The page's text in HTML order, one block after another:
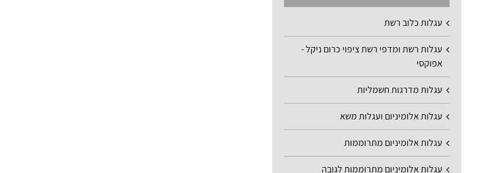
עגלות כלוב רשת
עגלות רשת ומדפי רשת ציפוי כרום ניקל -
אפוקסי
עגלות מדרגות חשמליות
עגלות אלומיניום ועגלות משא
עגלות אלומיניום מתרוממות
עגלות אלומיניום מתרוממות לגובה